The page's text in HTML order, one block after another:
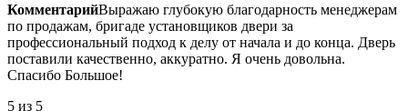
КомментарийВыражаю глубокую благодарность менеджерам
по продажам, бригаде установщиков двери за
профессиональный подход к делу от начала и до конца. Дверь
поставили качественно, аккуратно. Я очень довольна.
Спасибо Большое!
5 из 5